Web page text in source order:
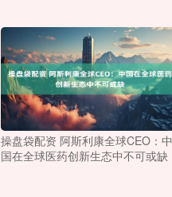
操盘袋配资 阿斯利康全球CEO：中
国在全球医药创新生态中不可或缺